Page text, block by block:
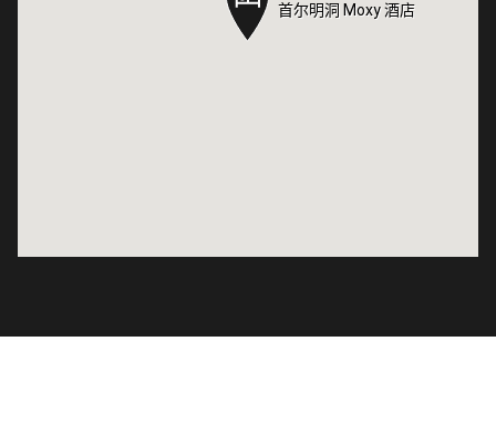
首尔明洞 Moxy 酒店
首尔明洞 Moxy 酒店